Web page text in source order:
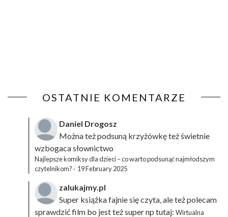
OSTATNIE KOMENTARZE
Daniel Drogosz
Można też podsuną krzyżówkęteż świetnie
wzbogaca słownictwo
Najlepsze komiksy dla dzieci – co warto podsunąć najmłodszym
czytelnikom? · 19 February 2025
zalukajmy.pl
Super książka fajnie się czyta, ale też polecam
sprawdzić film bo jest też super np tutaj: Wirtualna